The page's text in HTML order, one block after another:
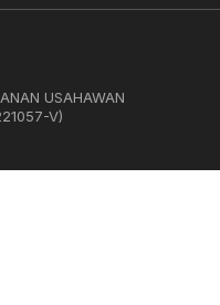
USAHAWAN
V)